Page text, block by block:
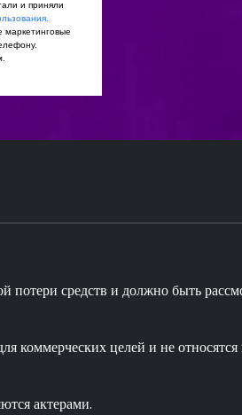
средств и должно быть
коммерческих целей и не
актерами.